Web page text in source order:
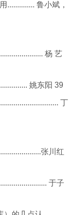
鲁小斌，
杨 艺
姚东阳 39
丁
张川红
于子